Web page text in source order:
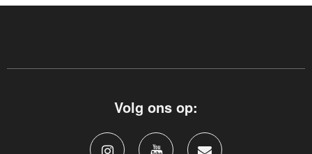
Volg ons op: